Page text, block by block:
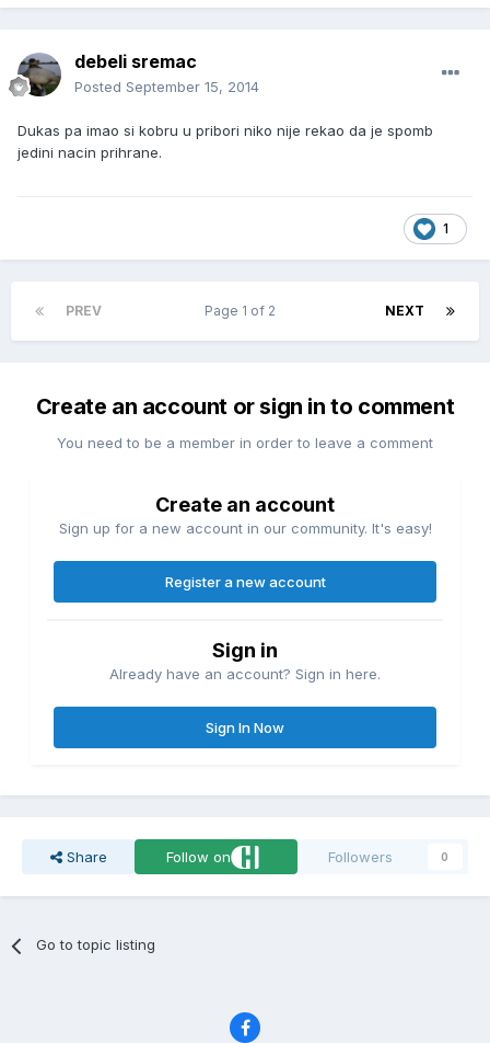
debeli sremac
Posted September 15, 2014
Dukas pa imao si kobru u pribori niko nije rekao da je spomb
jedini nacin prihrane.
1
PREV NEXT
Page 1 of 2
Create an account or sign in to comment
You need to be a member in order to leave a comment
Create an account
Sign up for a new account in our community. It's easy!
Register a new account
Sign in
Already have an account? Sign in here.
Sign In Now
Share Follow on Followers 0
Go to topic listing